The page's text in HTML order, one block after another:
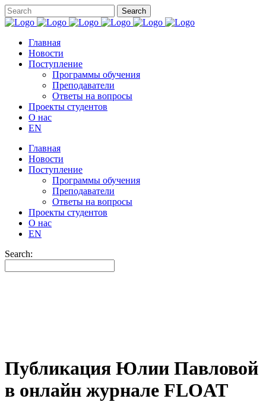
Главная
Новости
Поступление
Программы обучения
Преподаватели
Ответы на вопросы
Проекты студентов
О нас
EN
Главная
Новости
Поступление
Программы обучения
Преподаватели
Ответы на вопросы
Проекты студентов
О нас
EN
Search:
Публикация Юлии Павловой
в онлайн журнале FLOAT